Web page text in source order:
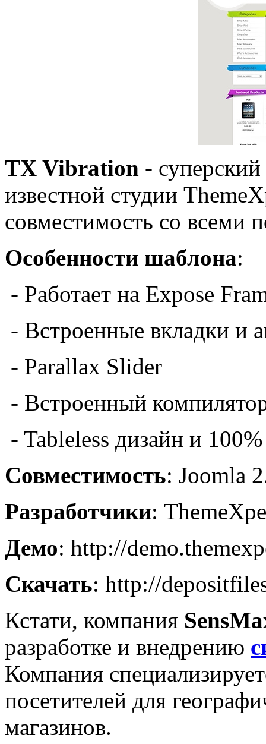
TX Vibration - суперский
известной студии
совместимость со всеми
Особенности шаблона:
- Работает на Expose
- Встроенные вкладки и
- Parallax Slider
- Встроенный
- Tableless дизайн и
Совместимость: Joomla
Разработчики:
Демо: http://
Скачать: http://
Кстати, компания
разработке и внедрению
Компания
посетителей для
магазинов.